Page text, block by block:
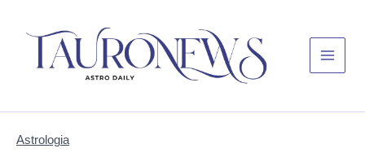
Menu
Astrologia